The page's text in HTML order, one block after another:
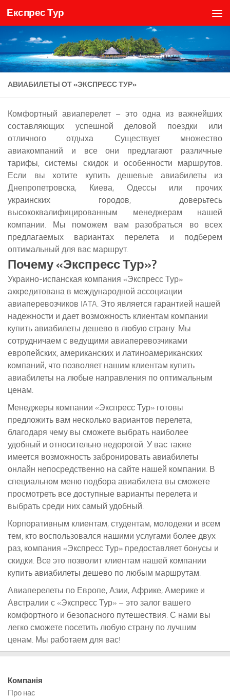
Skip to content
Експрес Тур
АВИАБИЛЕТЫ ОТ «ЭКСПРЕСС ТУР»
Комфортный авиаперелет – это одна из важнейших
составляющих успешной деловой поездки или
отличного отдыха. Существует множество
авиакомпаний и все они предлагают различные
тарифы, системы скидок и особенности маршрутов.
Если вы хотите купить дешевые авиабилеты из
Днепропетровска, Киева, Одессы или прочих
украинских городов, доверьтесь
высококвалифицированным менеджерам нашей
компании. Мы поможем вам разобраться во всех
предлагаемых вариантах перелета и подберем
оптимальный для вас маршрут.
Почему «Экспресс Тур»?
Украино-испанская компания «Экспресс Тур»
аккредитована в международной ассоциации
авиаперевозчиков IATA. Это является гарантией нашей
надежности и дает возможность клиентам компании
купить авиабилеты дешево в любую страну. Мы
сотрудничаем с ведущими авиаперевозчиками
европейских, американских и латиноамериканских
компаний, что позволяет нашим клиентам купить
авиабилеты на любые направления по оптимальным
ценам.
Менеджеры компании «Экспресс Тур» готовы
предложить вам несколько вариантов перелета,
благодаря чему вы сможете выбрать наиболее
удобный и относительно недорогой. У вас также
имеется возможность забронировать авиабилеты
онлайн непосредственно на сайте нашей компании. В
специальном меню подбора авиабилета вы сможете
просмотреть все доступные варианты перелета и
выбрать среди них самый удобный.
Корпоративным клиентам, студентам, молодежи и всем
тем, кто воспользовался нашими услугами более двух
раз, компания «Экспресс Тур» предоставляет бонусы и
скидки. Все это позволит клиентам нашей компании
купить авиабилеты дешево по любым маршрутам.
Авиаперелеты по Европе, Азии, Африке, Америке и
Австралии с «Экспресс Тур» – это залог вашего
комфортного и безопасного путешествия. С нами вы
легко сможете посетить любую страну по лучшим
ценам. Мы работаем для вас!
Компанія
Про нас